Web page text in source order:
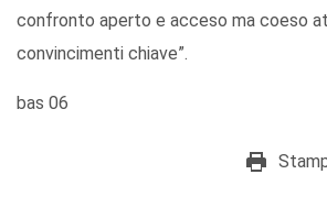
confronto aperto e acceso ma coeso
convincimenti chiave”.
bas 06